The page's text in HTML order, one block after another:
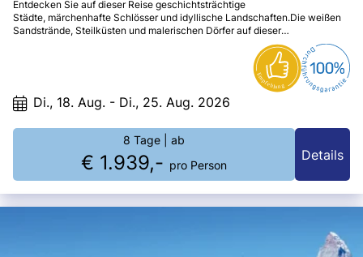
Entdecken Sie auf dieser Reise geschichtsträchtige
Städte, märchenhafte Schlösser und idyllische Landschaften.Die weißen
Sandstrände, Steilküsten und malerischen Dörfer auf dieser
Di., 18. Aug. - Di., 25. Aug. 2026
8 Tage | ab
€ 1.939,- pro Person
Details